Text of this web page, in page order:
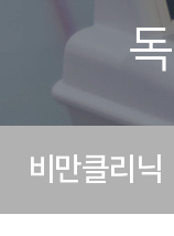
비만클리닉